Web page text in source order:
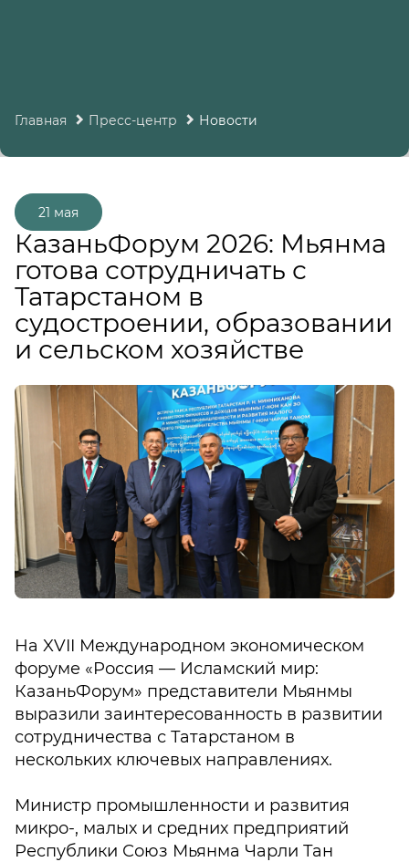
Главная Пресс-центр Новости
КазаньФорум 2026: Мьянма
готова сотрудничать с
Татарстаном в
судостроении, образовании
и сельском хозяйстве
21 мая
На XVII Международном экономическом
форуме «Россия — Исламский мир:
КазаньФорум» представители Мьянмы
выразили заинтересованность в развитии
сотрудничества с Татарстаном в
нескольких ключевых направлениях.
Министр промышленности и развития
микро-, малых и средних предприятий
Республики Союз Мьянма Чарли Тан